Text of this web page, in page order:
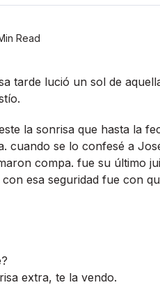
Read
tarde lució un sol de
la sonrisa que hasta la
cuando se lo confesé a
compa. fue su último
esa seguridad fue con
extra, te la vendo.